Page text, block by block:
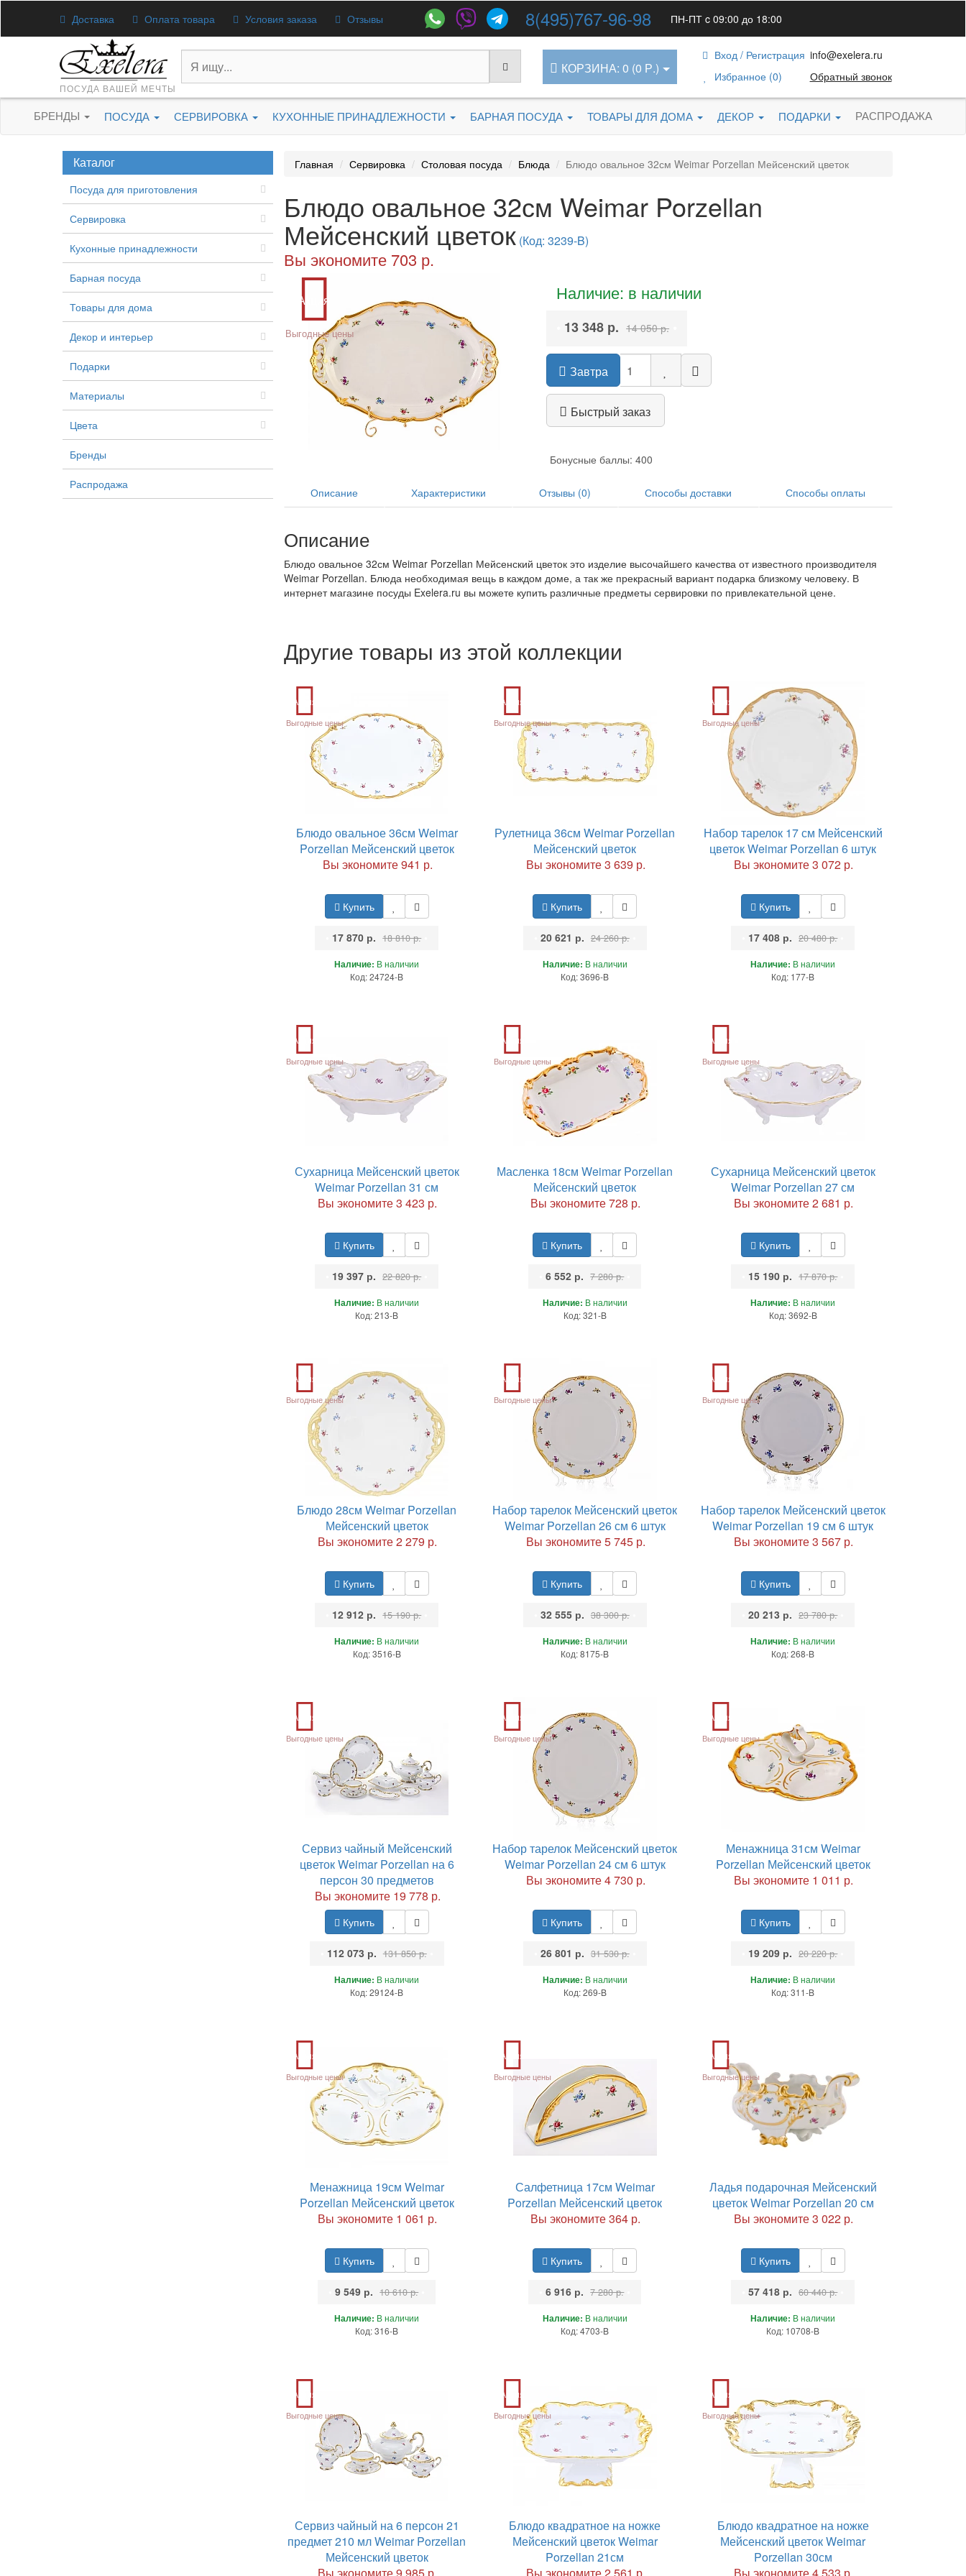
Доставка Оплата товара Условия заказа Отзывы 8(495)767-96-98 ПН-ПТ c 09:00 до 18:00
ПОСУДА ВАШЕЙ МЕЧТЫ
КОРЗИНА: 0 (0 Р.)
Вход / Регистрация
Избранное (0)
info@exelera.ru
Обратный звонок
БРЕНДЫ ПОСУДА СЕРВИРОВКА КУХОННЫЕ ПРИНАДЛЕЖНОСТИ БАРНАЯ ПОСУДА ТОВАРЫ ДЛЯ ДОМА ДЕКОР ПОДАРКИ РАСПРОДАЖА
Каталог
Посуда для приготовления
Сервировка
Кухонные принадлежности
Барная посуда
Товары для дома
Декор и интерьер
Подарки
Материалы
Цвета
Бренды
Распродажа
Главная Сервировка Столовая посуда Блюда Блюдо овальное 32см Weimar Porzellan Мейсенский цветок
Блюдо овальное 32см Weimar Porzellan
Мейсенский цветок (Код: 3239-B)
Вы экономите 703 р.
Акция
Выгодные цены
Наличие: в наличии
13 348 р. 14 050 р.
Завтра
Быстрый заказ
Бонусные баллы: 400
Описание Характеристики Отзывы (0) Способы доставки Способы оплаты
Описание
Блюдо овальное 32см Weimar Porzellan Мейсенский цветок это изделие высочайшего качества от известного производителя
Weimar Porzellan. Блюда необходимая вещь в каждом доме, а так же прекрасный вариант подарка близкому человеку. В
интернет магазине посуды Exelera.ru вы можете купить различные предметы сервировки по привлекательной цене.
Другие товары из этой коллекции
Акция
Выгодные цены
Блюдо овальное 36см Weimar
Porzellan Мейсенский цветок
Вы экономите 941 р.
Купить
17 870 р. 18 810 р.
Наличие: В наличии
Код: 24724-B
Акция
Выгодные цены
Рулетница 36см Weimar Porzellan
Мейсенский цветок
Вы экономите 3 639 р.
Купить
20 621 р. 24 260 р.
Наличие: В наличии
Код: 3696-B
Акция
Выгодные цены
Набор тарелок 17 см Мейсенский
цветок Weimar Porzellan 6 штук
Вы экономите 3 072 р.
Купить
17 408 р. 20 480 р.
Наличие: В наличии
Код: 177-B
Акция
Выгодные цены
Сухарница Мейсенский цветок
Weimar Porzellan 31 см
Вы экономите 3 423 р.
Купить
19 397 р. 22 820 р.
Наличие: В наличии
Код: 213-B
Акция
Выгодные цены
Масленка 18см Weimar Porzellan
Мейсенский цветок
Вы экономите 728 р.
Купить
6 552 р. 7 280 р.
Наличие: В наличии
Код: 321-B
Акция
Выгодные цены
Сухарница Мейсенский цветок
Weimar Porzellan 27 см
Вы экономите 2 681 р.
Купить
15 190 р. 17 870 р.
Наличие: В наличии
Код: 3692-B
Акция
Выгодные цены
Блюдо 28см Weimar Porzellan
Мейсенский цветок
Вы экономите 2 279 р.
Купить
12 912 р. 15 190 р.
Наличие: В наличии
Код: 3516-B
Акция
Выгодные цены
Набор тарелок Мейсенский цветок
Weimar Porzellan 26 см 6 штук
Вы экономите 5 745 р.
Купить
32 555 р. 38 300 р.
Наличие: В наличии
Код: 8175-B
Акция
Выгодные цены
Набор тарелок Мейсенский цветок
Weimar Porzellan 19 см 6 штук
Вы экономите 3 567 р.
Купить
20 213 р. 23 780 р.
Наличие: В наличии
Код: 268-B
Акция
Выгодные цены
Сервиз чайный Мейсенский
цветок Weimar Porzellan на 6
персон 30 предметов
Вы экономите 19 778 р.
Купить
112 073 р. 131 850 р.
Наличие: В наличии
Код: 29124-B
Акция
Выгодные цены
Набор тарелок Мейсенский цветок
Weimar Porzellan 24 см 6 штук
Вы экономите 4 730 р.
Купить
26 801 р. 31 530 р.
Наличие: В наличии
Код: 269-B
Акция
Выгодные цены
Менажница 31см Weimar
Porzellan Мейсенский цветок
Вы экономите 1 011 р.
Купить
19 209 р. 20 220 р.
Наличие: В наличии
Код: 311-B
Акция
Выгодные цены
Менажница 19см Weimar
Porzellan Мейсенский цветок
Вы экономите 1 061 р.
Купить
9 549 р. 10 610 р.
Наличие: В наличии
Код: 316-B
Акция
Выгодные цены
Салфетница 17см Weimar
Porzellan Мейсенский цветок
Вы экономите 364 р.
Купить
6 916 р. 7 280 р.
Наличие: В наличии
Код: 4703-B
Акция
Выгодные цены
Ладья подарочная Мейсенский
цветок Weimar Porzellan 20 см
Вы экономите 3 022 р.
Купить
57 418 р. 60 440 р.
Наличие: В наличии
Код: 10708-B
Акция
Выгодные цены
Сервиз чайный на 6 персон 21
предмет 210 мл Weimar Porzellan
Мейсенский цветок
Акция
Выгодные цены
Блюдо квадратное на ножке
Мейсенский цветок Weimar
Porzellan 21см
Акция
Выгодные цены
Блюдо квадратное на ножке
Мейсенский цветок Weimar
Porzellan 30см